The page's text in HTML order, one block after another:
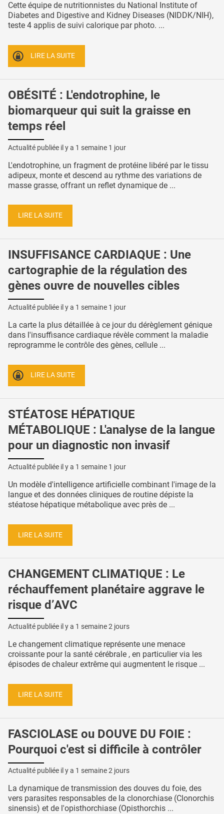
Cette équipe de nutritionnistes du National Institute of
Diabetes and Digestive and Kidney Diseases (NIDDK/NIH),
teste 4 applis de suivi calorique par photo. ...
LIRE LA SUITE
OBÉSITÉ : L'endotrophine, le
biomarqueur qui suit la graisse en
temps réel
Actualité publiée il y a 1 semaine 1 jour
L'endotrophine, un fragment de protéine libéré par le tissu
adipeux, monte et descend au rythme des variations de
masse grasse, offrant un reflet dynamique de ...
LIRE LA SUITE
INSUFFISANCE CARDIAQUE : Une
cartographie de la régulation des
gènes ouvre de nouvelles cibles
Actualité publiée il y a 1 semaine 1 jour
La carte la plus détaillée à ce jour du dérèglement génique
dans l'insuffisance cardiaque révèle comment la maladie
reprogramme le contrôle des gènes, cellule ...
LIRE LA SUITE
STÉATOSE HÉPATIQUE
MÉTABOLIQUE : L'analyse de la langue
pour un diagnostic non invasif
Actualité publiée il y a 1 semaine 1 jour
Un modèle d'intelligence artificielle combinant l'image de la
langue et des données cliniques de routine dépiste la
stéatose hépatique métabolique avec près de ...
LIRE LA SUITE
CHANGEMENT CLIMATIQUE : Le
réchauffement planétaire aggrave le
risque d’AVC
Actualité publiée il y a 1 semaine 2 jours
Le changement climatique représente une menace
croissante pour la santé cérébrale , en particulier via les
épisodes de chaleur extrême qui augmentent le risque ...
LIRE LA SUITE
FASCIOLASE ou DOUVE DU FOIE :
Pourquoi c'est si difficile à contrôler
Actualité publiée il y a 1 semaine 2 jours
La dynamique de transmission des douves du foie, des
vers parasites responsables de la clonorchiase (Clonorchis
sinensis) et de l'opisthorchiase (Opisthorchis ...